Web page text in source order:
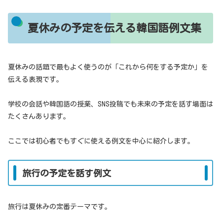
夏休みの予定を伝える韓国語例文集
夏休みの話題で最もよく使うのが「これから何をする予定か」を
伝える表現です。
学校の会話や韓国語の授業、SNS投稿でも未来の予定を話す場面は
たくさんあります。
ここでは初心者でもすぐに使える例文を中心に紹介します。
旅行の予定を話す例文
旅行は夏休みの定番テーマです。